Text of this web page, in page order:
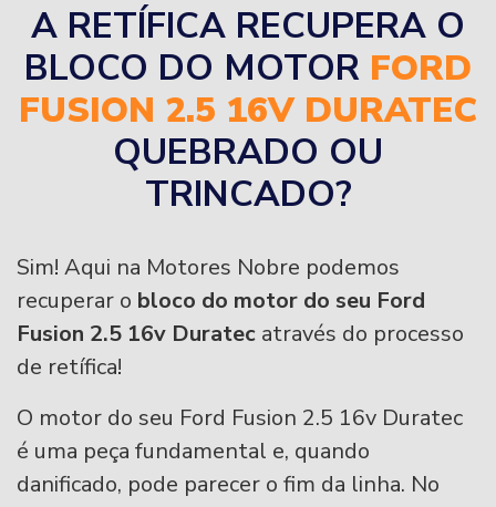
A RETÍFICA RECUPERA O
BLOCO DO MOTOR FORD
FUSION 2.5 16V DURATEC
QUEBRADO OU
TRINCADO?
Sim! Aqui na Motores Nobre podemos
recuperar o bloco do motor do seu Ford
Fusion 2.5 16v Duratec através do processo
de retífica!
O motor do seu Ford Fusion 2.5 16v Duratec
é uma peça fundamental e, quando
danificado, pode parecer o fim da linha. No